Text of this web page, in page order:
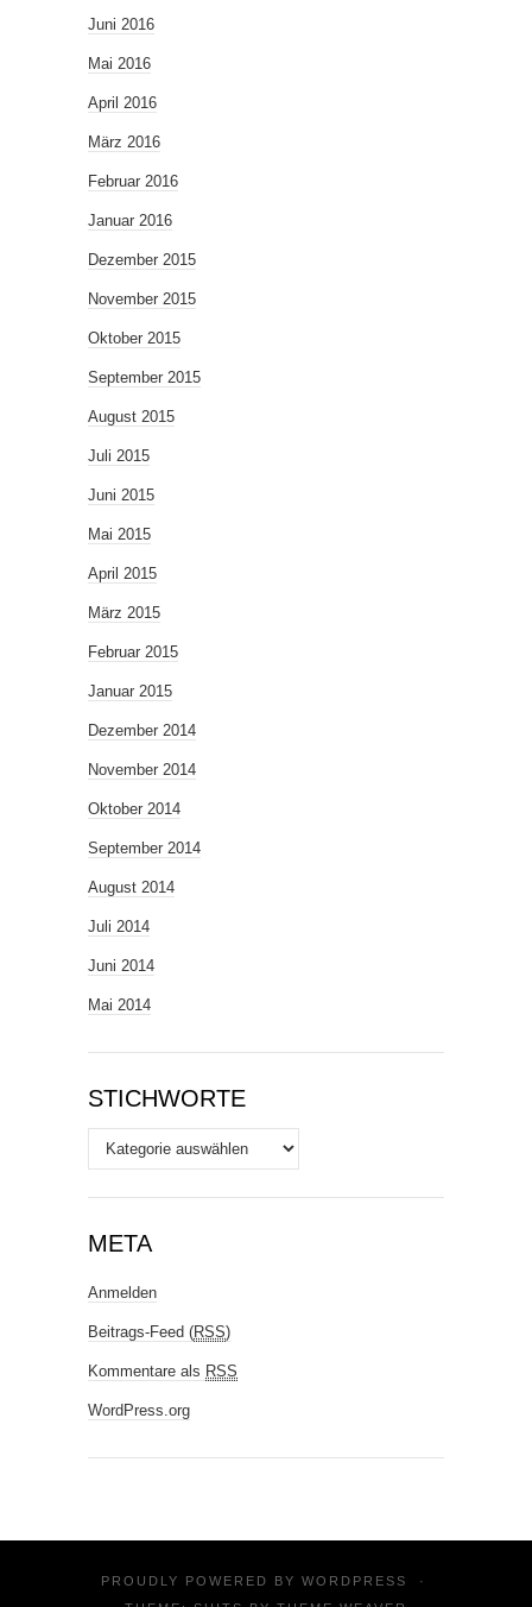
Juni 2016
Mai 2016
April 2016
März 2016
Februar 2016
Januar 2016
Dezember 2015
November 2015
Oktober 2015
September 2015
August 2015
Juli 2015
Juni 2015
Mai 2015
April 2015
März 2015
Februar 2015
Januar 2015
Dezember 2014
November 2014
Oktober 2014
September 2014
August 2014
Juli 2014
Juni 2014
Mai 2014
STICHWORTE
Stichworte
META
Anmelden
Beitrags-Feed (RSS)
Kommentare als RSS
WordPress.org
PROUDLY POWERED BY WORDPRESS
·